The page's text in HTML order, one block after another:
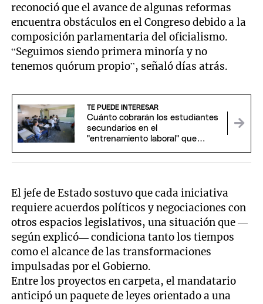
reconoció que el avance de algunas reformas
encuentra obstáculos en el Congreso debido a la
composición parlamentaria del oficialismo.
“Seguimos siendo primera minoría y no
tenemos quórum propio”, señaló días atrás.
TE PUEDE INTERESAR
Cuánto cobrarán los estudiantes
secundarios en el
"entrenamiento laboral" que
El jefe de Estado sostuvo que cada iniciativa
requiere acuerdos políticos y negociaciones con
otros espacios legislativos, una situación que —
según explicó— condiciona tanto los tiempos
como el alcance de las transformaciones
impulsadas por el Gobierno.
Entre los proyectos en carpeta, el mandatario
anticipó un paquete de leyes orientado a una